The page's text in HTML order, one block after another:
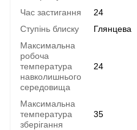
Час застигання
24
Ступінь блиску
Глянцева
Максимальна
робоча
температура
навколишнього
середовища
24
Максимальна
температура
зберігання
35